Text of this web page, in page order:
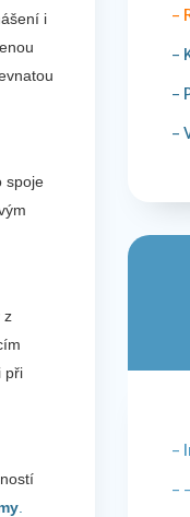
i
spoje
z
při
-
-
-
-
-
-